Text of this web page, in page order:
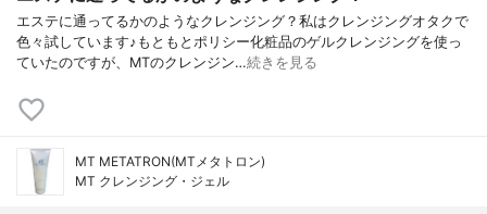
エステに通ってるかのようなクレンジング？私はクレンジングオタクで
色々試しています♪もともとポリシー化粧品のゲルクレンジングを使っ
ていたのですが、MTのクレンジン…続きを見る
MT METATRON(MTメタトロン)
MT クレンジング・ジェル